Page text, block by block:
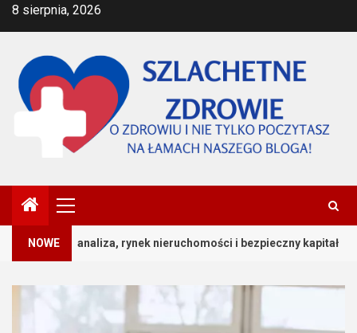
Przejdź
8 sierpnia, 2026
Menu
główne
NOWE
nieruchomości i bezpieczny kapitał 2 Jak